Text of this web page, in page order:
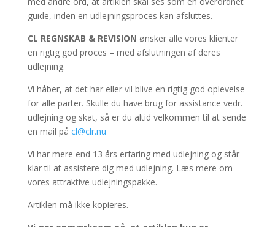
guide, inden en udlejningsproces kan afsluttes.
CL REGNSKAB & REVISION ønsker alle vores klienter
en rigtig god proces – med afslutningen af deres
udlejning.
Vi håber, at det har eller vil blive en rigtig god oplevelse
for alle parter. Skulle du have brug for assistance vedr.
udlejning og skat, så er du altid velkommen til at sende
en mail på cl@clr.nu
Vi har mere end 13 års erfaring med udlejning og står
klar til at assistere dig med udlejning. Læs mere om
vores attraktive udlejningspakke.
Artiklen må ikke kopieres.